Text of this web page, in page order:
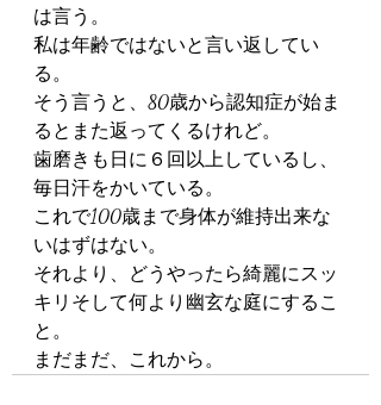
は言う。
私は年齢ではないと言い返してい
る。
そう言うと、80歳から認知症が始ま
るとまた返ってくるけれど。
歯磨きも日に６回以上しているし、
毎日汗をかいている。
これで100歳まで身体が維持出来な
いはずはない。
それより、どうやったら綺麗にスッ
キリそして何より幽玄な庭にするこ
と。
まだまだ、これから。